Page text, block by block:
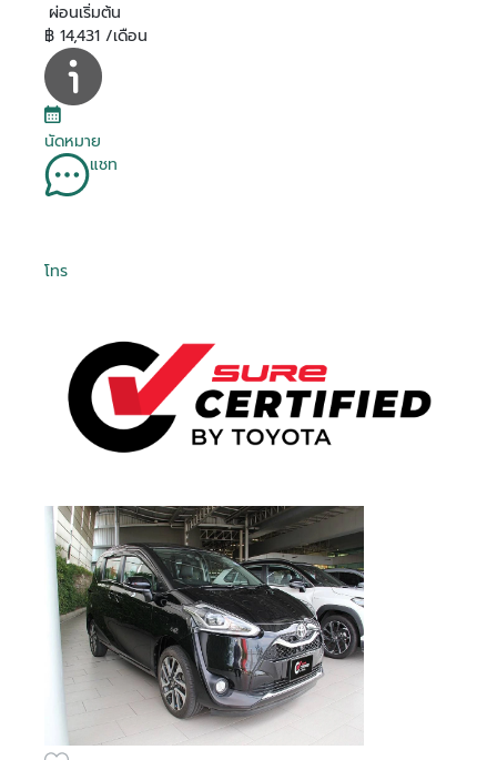
ผ่อนเริ่มต้น
฿ 14,431 /เดือน
นัดหมาย
แชท
โทร